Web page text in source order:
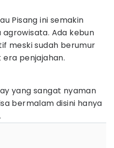
Pisang ini semakin
Ada kebun
meski sudah berumur
penjajahan.
yang sangat nyaman
bermalam disini hanya